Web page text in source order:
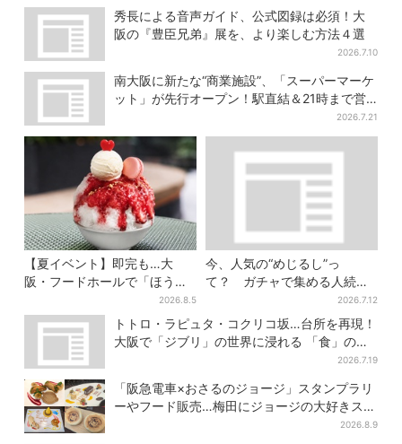
秀長による音声ガイド、公式図録は必須！大
阪の『豊臣兄弟』展を、より楽しむ方法４選
2026.7.10
南大阪に新たな“商業施設”、「スーパーマーケ
ット」が先行オープン！駅直結＆21時まで営
2026.7.21
【夏イベント】即完も…大
阪・フードホールで「ほうせ
き箱」の“限定かき氷”が復
活！一夜限りの盆踊りも
2026.8.5
今、人気の“めじるし”っ
て？ ガチャで集める人続
出…収集家とメーカーに聞い
たヒットの背景
2026.7.12
トトロ・ラピュタ・コクリコ坂…台所を再現！
大阪で「ジブリ」の世界に浸れる 「食」の展
2026.7.19
「阪急電車×おさるのジョージ」スタンプラリ
ーやフード販売…梅田にジョージの大好きスイ
2026.8.9